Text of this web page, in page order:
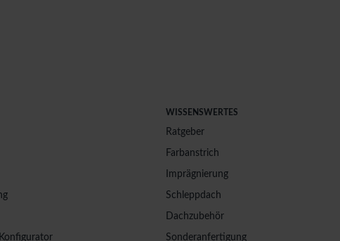
WISSENSWERTES
Ratgeber
Farbanstrich
Imprägnierung
Schleppdach
Dachzubehör
Sonderanfertigung